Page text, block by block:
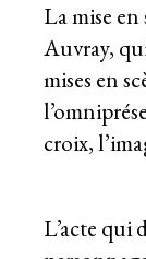
La mise
Auvray,
mises en
croix,
L’acte qui